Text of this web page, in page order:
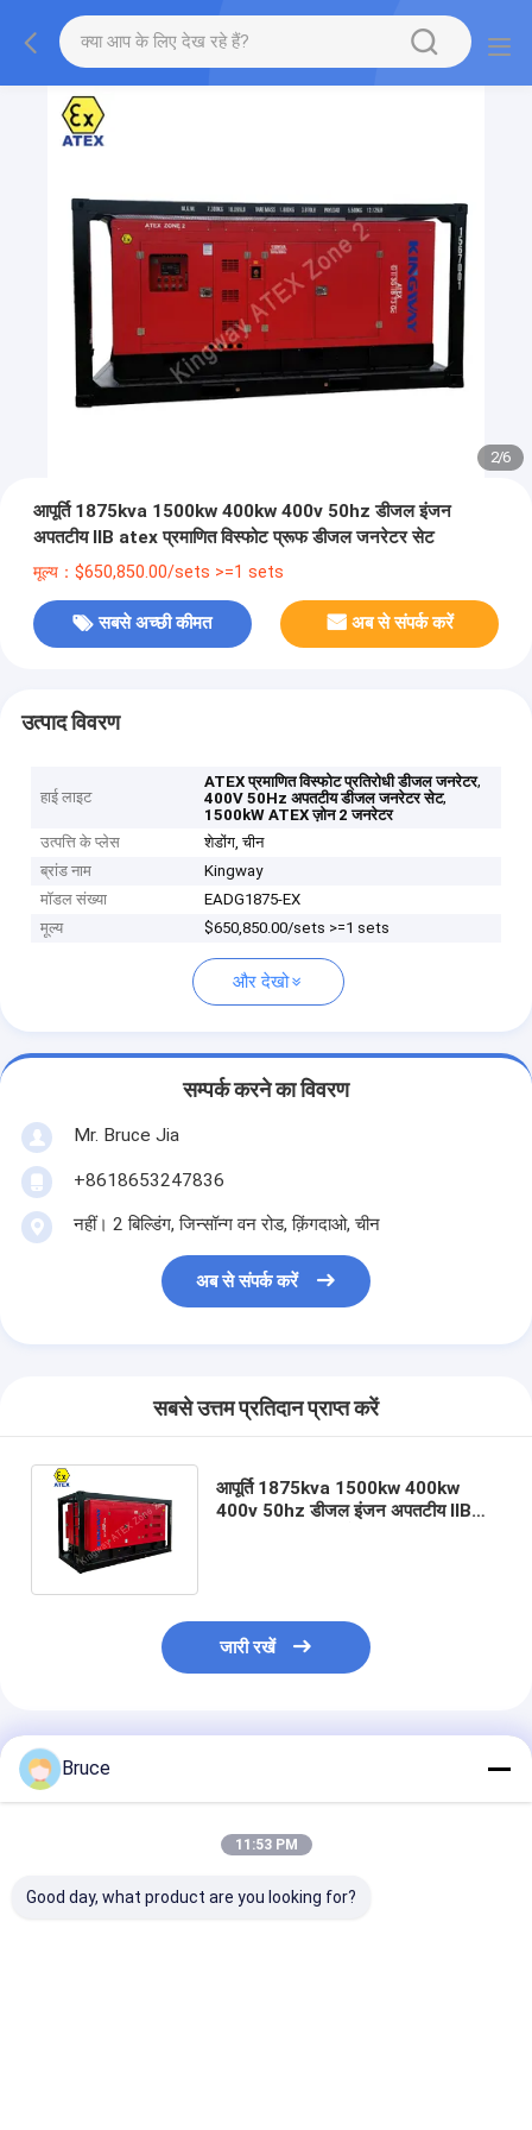
2/6
आपूर्ति 1875kva 1500kw 400kw 400v 50hz डीजल इंजन
अपतटीय IIB atex प्रमाणित विस्फोट प्रूफ डीजल जनरेटर सेट
मूल्य：$650,850.00/sets >=1 sets
सबसे अच्छी कीमत अब से संपर्क करें
उत्पाद विवरण
हाई लाइट
ATEX प्रमाणित विस्फोट प्रतिरोधी डीजल जनरेटर,
400V 50Hz अपतटीय डीजल जनरेटर सेट,
1500kW ATEX ज़ोन 2 जनरेटर
उत्पत्ति के प्लेस
शेडोंग, चीन
ब्रांड नाम
Kingway
मॉडल संख्या
EADG1875-EX
मूल्य
$650,850.00/sets >=1 sets
और देखो
सम्पर्क करने का विवरण
Mr. Bruce Jia
+8618653247836
नहीं। 2 बिल्डिंग, जिन्सॉन्ग वन रोड, क़िंगदाओ, चीन
अब से संपर्क करें
सबसे उत्तम प्रतिदान प्राप्त करें
आपूर्ति 1875kva 1500kw 400kw
400v 50hz डीजल इंजन अपतटीय IIB
जारी रखें
अनुशंसित उत्पाद
Bruce
11:53 PM
Good day, what product are you looking for?